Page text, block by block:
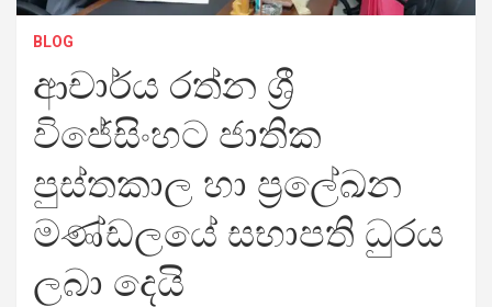
BLOG
ආචාර්ය රත්න ශ්‍රී
විජේසිංහට ජාතික
පුස්තකාල හා ප්‍රලේඛන
මණ්ඩලයේ සභාපති ධුරය
ලබා දෙයි